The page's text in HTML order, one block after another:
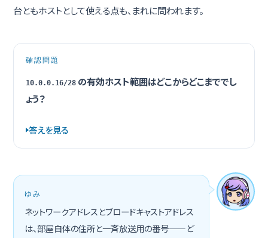
台ともホストとして使える点も、まれに問われます。
確認問題
10.0.0.16/28 の有効ホスト範囲はどこからどこまででし
ょう？
答えを見る
ゆみ
ネットワークアドレスとブロードキャストアドレス
は、部屋自体の住所と一斉放送用の番号——ど